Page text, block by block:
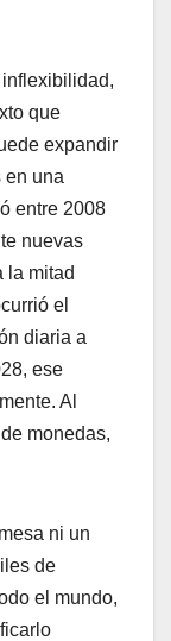
que
expandir
en una
entre 2008
nuevas
la mitad
el
diaria a
ese
Al
monedas,
ni un
de
el mundo,